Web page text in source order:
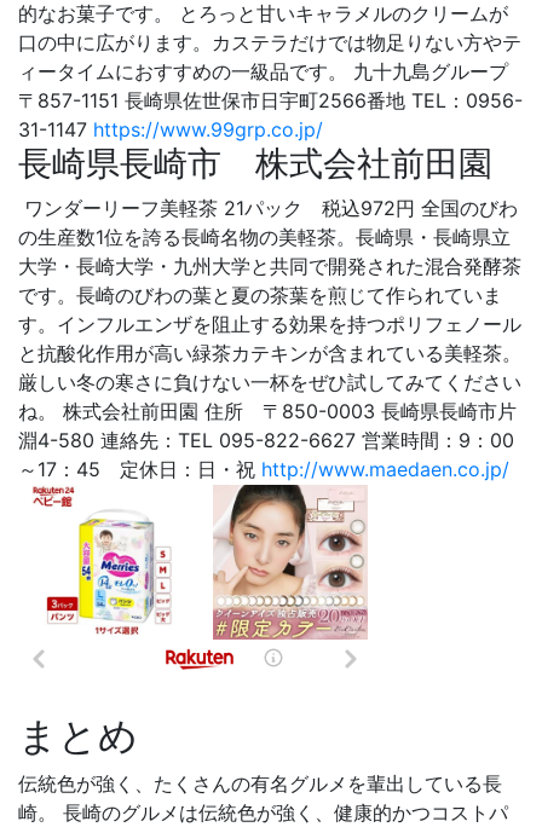
的なお菓子です。 とろっと甘いキャラメルのクリームが
口の中に広がります。カステラだけでは物足りない方やテ
ィータイムにおすすめの一級品です。 九十九島グループ
〒857-1151 長崎県佐世保市日宇町2566番地 TEL：0956-
31-1147 https://www.99grp.co.jp/
長崎県長崎市 株式会社前田園
ワンダーリーフ美軽茶 21パック 税込972円 全国のびわ
の生産数1位を誇る長崎名物の美軽茶。長崎県・長崎県立
大学・長崎大学・九州大学と共同で開発された混合発酵茶
です。長崎のびわの葉と夏の茶葉を煎じて作られていま
す。インフルエンザを阻止する効果を持つポリフェノール
と抗酸化作用が高い緑茶カテキンが含まれている美軽茶。
厳しい冬の寒さに負けない一杯をぜひ試してみてください
ね。 株式会社前田園 住所 〒850-0003 長崎県長崎市片
淵4-580 連絡先：TEL 095-822-6627 営業時間：9：00
～17：45 定休日：日・祝 http://www.maedaen.co.jp/
まとめ
伝統色が強く、たくさんの有名グルメを輩出している長
崎。 長崎のグルメは伝統色が強く、健康的かつコストパ